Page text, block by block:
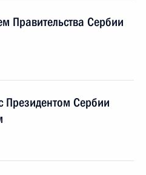
Правительства Сербии
Президентом Сербии